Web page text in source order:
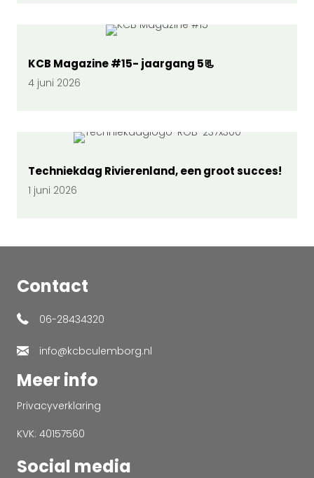
KCB Magazine #15- jaargang 5📃
4 juni 2026
Techniekdag Rivierenland, een groot succes!
1 juni 2026
Contact
06-28434320
info@kcbculemborg.nl
Meer info
Privacyverklaring
KVK: 40157560
Social media